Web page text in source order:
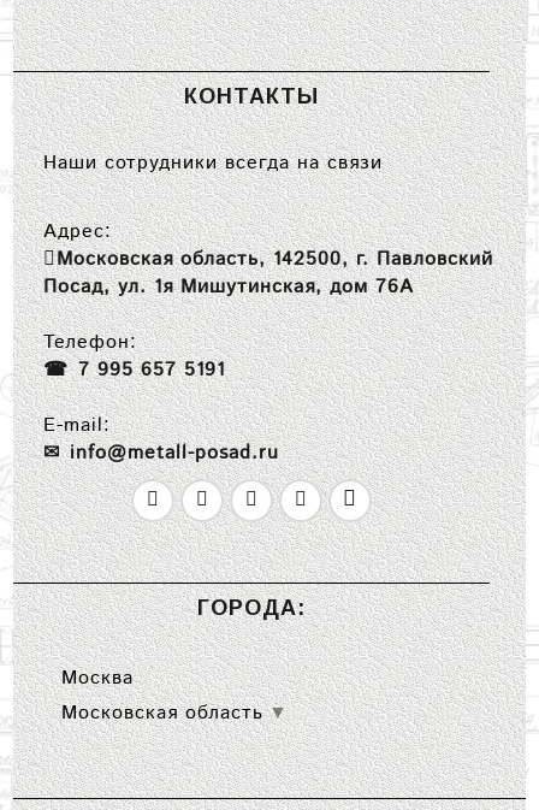
КОНТАКТЫ
Наши сотрудники всегда на связи
Адрес:
Московская область, 142500, г. Павловский
Посад, ул. 1я Мишутинская, дом 76А
Телефон:
7 995 657 5191
E-mail:
info@metall-posad.ru
ГОРОДА:
Москва
Московская область ▼